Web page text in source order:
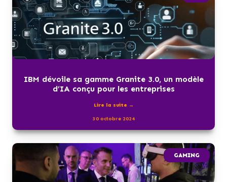
IBM dévoile sa gamme Granite 3.0, un modèle
d’IA conçu pour les entreprises
Lire la suite →
30 octobre 2024
GAMING